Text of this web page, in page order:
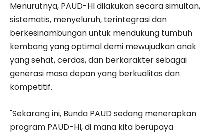
Menurutnya, PAUD-HI dilakukan secara simultan,
sistematis, menyeluruh, terintegrasi dan
berkesinambungan untuk mendukung tumbuh
kembang yang optimal demi mewujudkan anak
yang sehat, cerdas, dan berkarakter sebagai
generasi masa depan yang berkualitas dan
kompetitif.
"Sekarang ini, Bunda PAUD sedang menerapkan
program PAUD-HI, di mana kita berupaya